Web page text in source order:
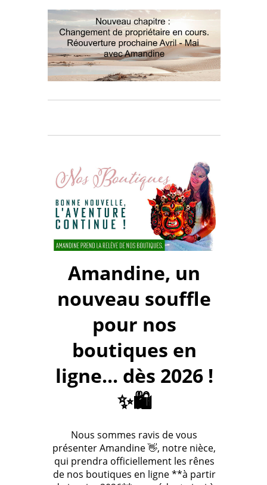
Amandine, un
nouveau souffle
pour nos
boutiques en
ligne... dès 2026 !
✨🛍️
Nous sommes ravis de vous
présenter Amandine 👋, notre nièce,
qui prendra officiellement les rênes
de nos boutiques en ligne **à partir